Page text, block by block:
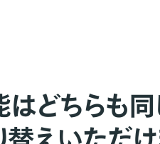
どちらも同